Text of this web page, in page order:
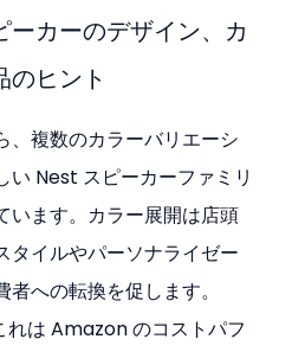
ーカーのデザイン、カ
のヒント
、複数のカラーバリエーシ
い Nest スピーカーファミリ
います。カラー展開は店頭
タイルやパーソナライゼー
への転換を促します。
は Amazon のコストパフ